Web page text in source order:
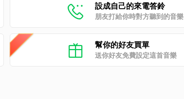
設成自己的來電答鈴
朋友打給你時對方聽到的音樂
幫你的好友買單
送你好友免費設定這首音樂